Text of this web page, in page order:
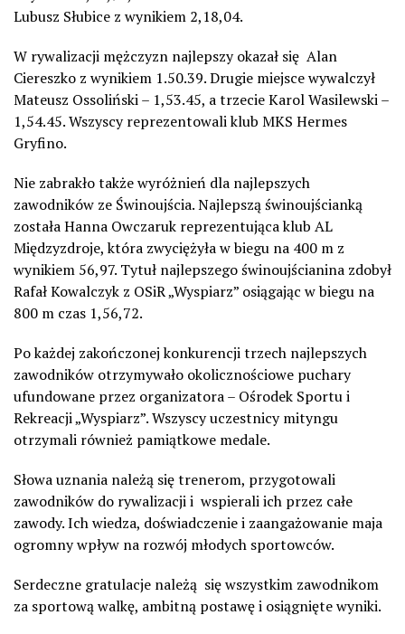
Lubusz Słubice z wynikiem 2,18,04.
W rywalizacji mężczyzn najlepszy okazał się Alan
Ciereszko z wynikiem 1.50.39. Drugie miejsce wywalczył
Mateusz Ossoliński – 1,53.45, a trzecie Karol Wasilewski –
1,54.45. Wszyscy reprezentowali klub MKS Hermes
Gryfino.
Nie zabrakło także wyróżnień dla najlepszych
zawodników ze Świnoujścia. Najlepszą świnoujścianką
została Hanna Owczaruk reprezentująca klub AL
Międzyzdroje, która zwyciężyła w biegu na 400 m z
wynikiem 56,97. Tytuł najlepszego świnoujścianina zdobył
Rafał Kowalczyk z OSiR „Wyspiarz” osiągając w biegu na
800 m czas 1,56,72.
Po każdej zakończonej konkurencji trzech najlepszych
zawodników otrzymywało okolicznościowe puchary
ufundowane przez organizatora – Ośrodek Sportu i
Rekreacji „Wyspiarz”. Wszyscy uczestnicy mityngu
otrzymali również pamiątkowe medale.
Słowa uznania należą się trenerom, przygotowali
zawodników do rywalizacji i wspierali ich przez całe
zawody. Ich wiedza, doświadczenie i zaangażowanie maja
ogromny wpływ na rozwój młodych sportowców.
Serdeczne gratulacje należą się wszystkim zawodnikom
za sportową walkę, ambitną postawę i osiągnięte wyniki.